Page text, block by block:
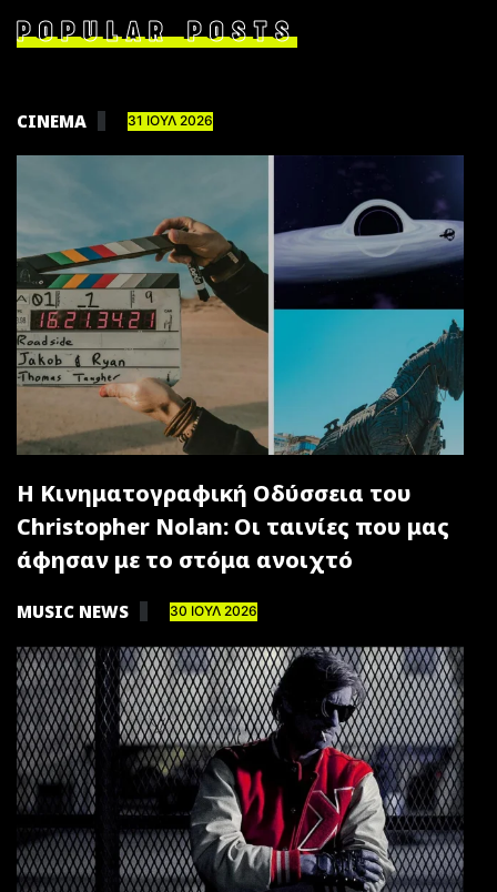
POPULAR POSTS
CINEMA 31 ΙΟΥΛ 2026
Η Κινηματογραφική Οδύσσεια του
Christopher Nolan: Οι ταινίες που μας
άφησαν με το στόμα ανοιχτό
MUSIC NEWS 30 ΙΟΥΛ 2026